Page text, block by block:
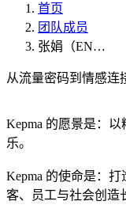
首页
团队成员
张娟（EN…
从流量密码到情感连
Kepma 的愿景是：
乐。
Kepma 的使命是：
客、员工与社会创造